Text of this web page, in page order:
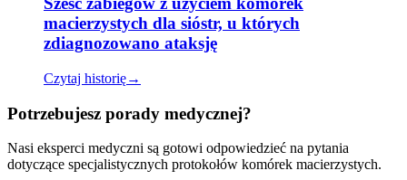
macierzystych dla sióstr, u których
zdiagnozowano ataksję
Czytaj historię→
Potrzebujesz porady medycznej?
Nasi eksperci medyczni są gotowi odpowiedzieć na pytania
dotyczące specjalistycznych protokołów komórek macierzystych.